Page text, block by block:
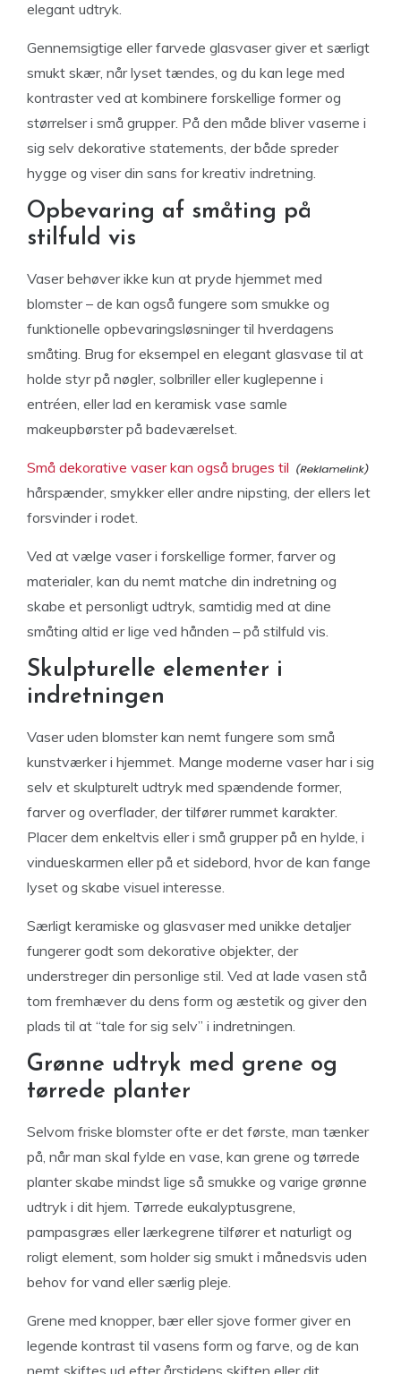
elegant udtryk.
Gennemsigtige eller farvede glasvaser giver et særligt
smukt skær, når lyset tændes, og du kan lege med
kontraster ved at kombinere forskellige former og
størrelser i små grupper. På den måde bliver vaserne i
sig selv dekorative statements, der både spreder
hygge og viser din sans for kreativ indretning.
Opbevaring af småting på
stilfuld vis
Vaser behøver ikke kun at pryde hjemmet med
blomster – de kan også fungere som smukke og
funktionelle opbevaringsløsninger til hverdagens
småting. Brug for eksempel en elegant glasvase til at
holde styr på nøgler, solbriller eller kuglepenne i
entréen, eller lad en keramisk vase samle
makeupbørster på badeværelset.
Små dekorative vaser kan også bruges til
hårspænder, smykker eller andre nipsting, der ellers let
forsvinder i rodet.
Ved at vælge vaser i forskellige former, farver og
materialer, kan du nemt matche din indretning og
skabe et personligt udtryk, samtidig med at dine
småting altid er lige ved hånden – på stilfuld vis.
Skulpturelle elementer i
indretningen
Vaser uden blomster kan nemt fungere som små
kunstværker i hjemmet. Mange moderne vaser har i sig
selv et skulpturelt udtryk med spændende former,
farver og overflader, der tilfører rummet karakter.
Placer dem enkeltvis eller i små grupper på en hylde, i
vindueskarmen eller på et sidebord, hvor de kan fange
lyset og skabe visuel interesse.
Særligt keramiske og glasvaser med unikke detaljer
fungerer godt som dekorative objekter, der
understreger din personlige stil. Ved at lade vasen stå
tom fremhæver du dens form og æstetik og giver den
plads til at “tale for sig selv” i indretningen.
Grønne udtryk med grene og
tørrede planter
Selvom friske blomster ofte er det første, man tænker
på, når man skal fylde en vase, kan grene og tørrede
planter skabe mindst lige så smukke og varige grønne
udtryk i dit hjem. Tørrede eukalyptusgrene,
pampasgræs eller lærkegrene tilfører et naturligt og
roligt element, som holder sig smukt i månedsvis uden
behov for vand eller særlig pleje.
Grene med knopper, bær eller sjove former giver en
legende kontrast til vasens form og farve, og de kan
nemt skiftes ud efter årstidens skiften eller dit